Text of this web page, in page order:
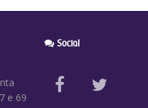
e 69
Social